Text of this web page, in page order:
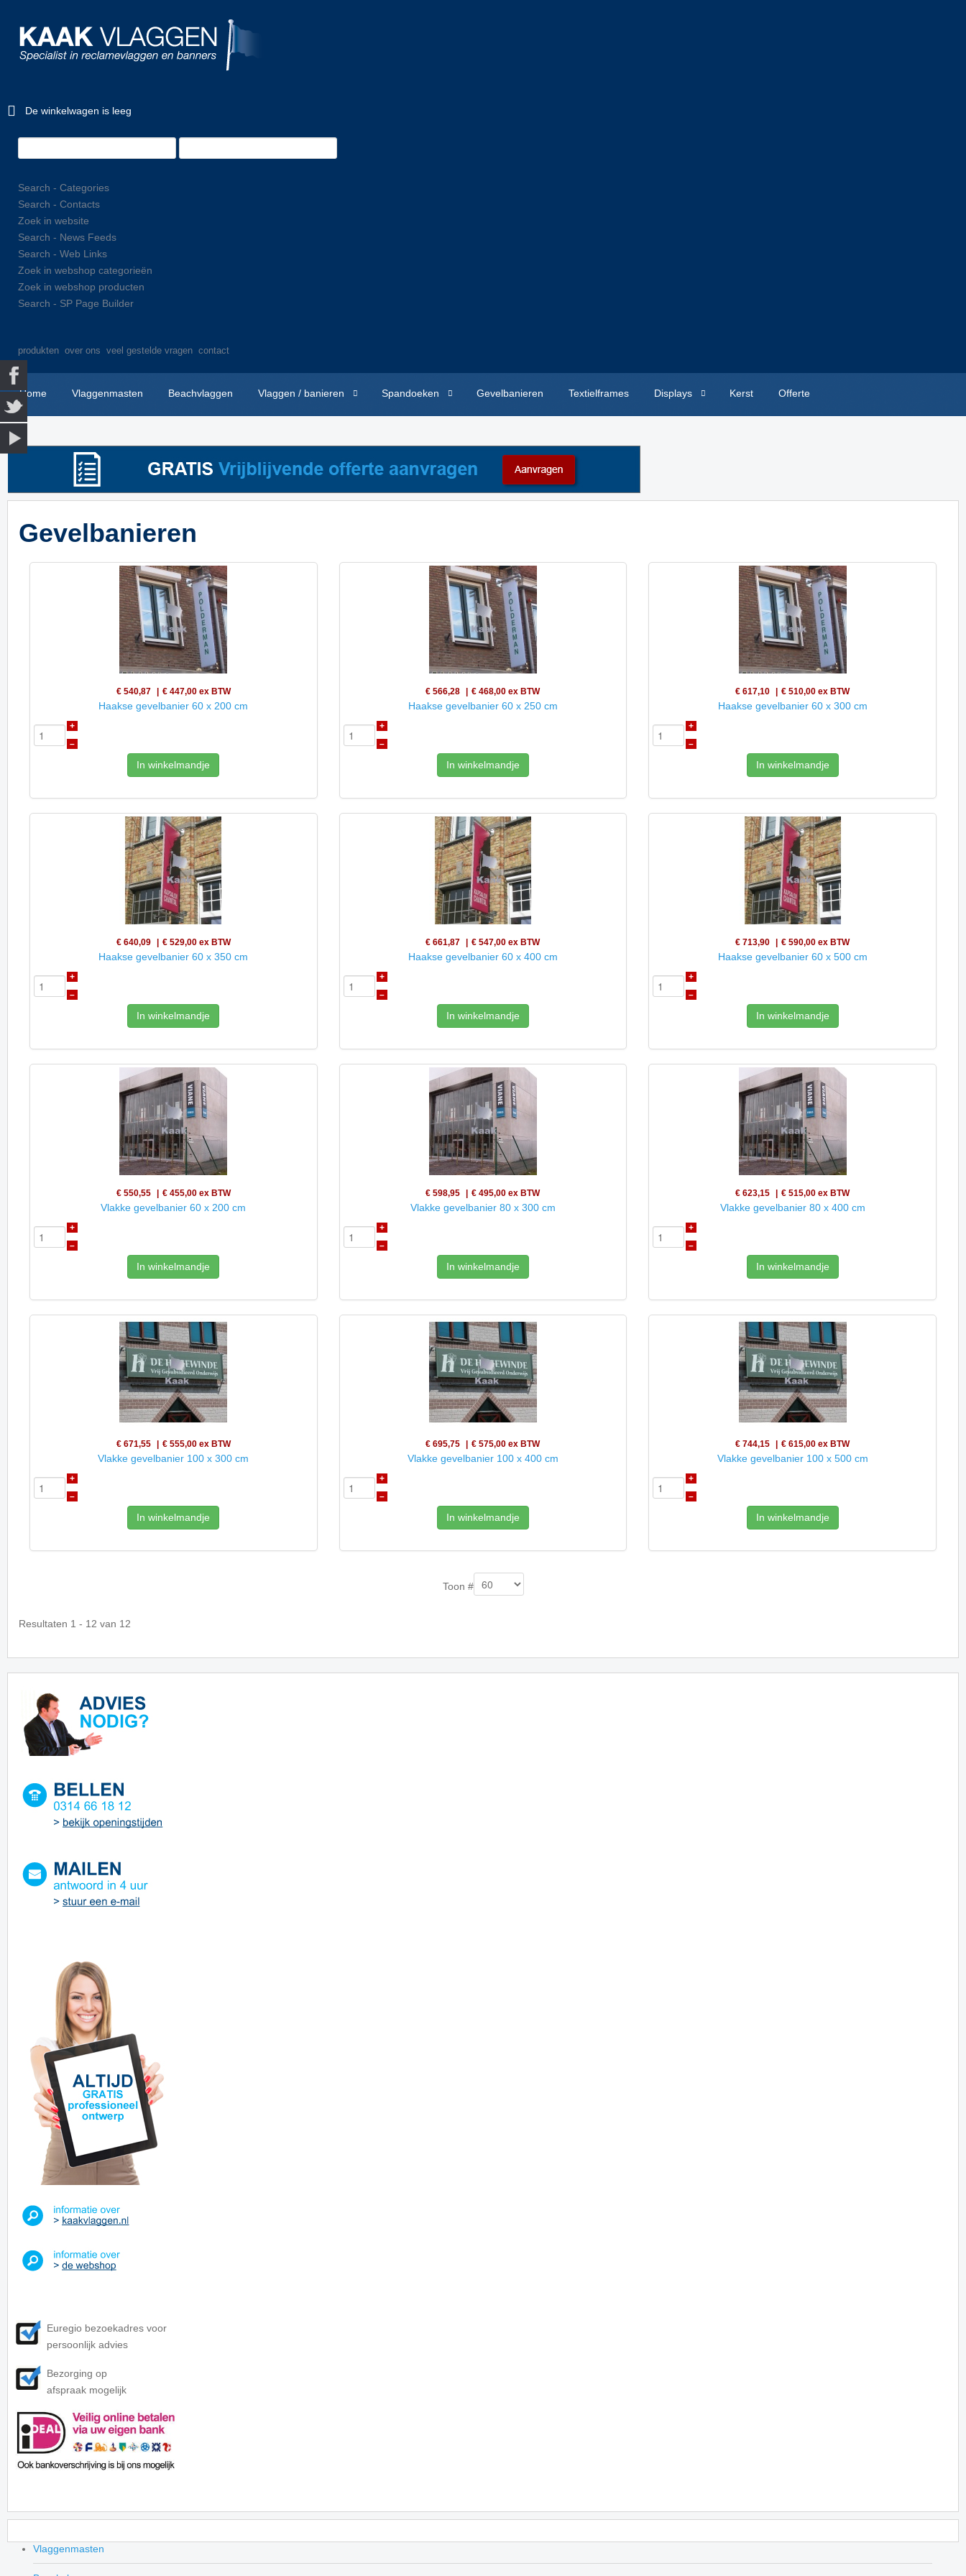
De winkelwagen is leeg
Search - Categories
Search - Contacts
Zoek in website
Search - News Feeds
Search - Web Links
Zoek in webshop categorieën
Zoek in webshop producten
Search - SP Page Builder
produkten over ons veel gestelde vragen contact
Home Vlaggenmasten Beachvlaggen Vlaggen / banieren Spandoeken Gevelbanieren Textielframes Displays Kerst Offerte
Gevelbanieren
€ 540,87 € 447,00 ex BTW
Haakse gevelbanier 60 x 200 cm
+
–
In winkelmandje
€ 566,28 € 468,00ex BTW
Haakse gevelbanier 60 x 250 cm
+
–
In winkelmandje
€ 617,10 € 510,00ex BTW
Haakse gevelbanier 60 x 300 cm
+
–
In winkelmandje
€ 640,09 € 529,00 ex BTW
Haakse gevelbanier 60 x 350 cm
+
–
In winkelmandje
€ 661,87 € 547,00ex BTW
Haakse gevelbanier 60 x 400 cm
+
–
In winkelmandje
€ 713,90 € 590,00ex BTW
Haakse gevelbanier 60 x 500 cm
+
–
In winkelmandje
€ 550,55 € 455,00 ex BTW
Vlakke gevelbanier 60 x 200 cm
+
–
In winkelmandje
€ 598,95 € 495,00ex BTW
Vlakke gevelbanier 80 x 300 cm
+
–
In winkelmandje
€ 623,15 € 515,00ex BTW
Vlakke gevelbanier 80 x 400 cm
+
–
In winkelmandje
€ 671,55 € 555,00 ex BTW
Vlakke gevelbanier 100 x 300 cm
+
–
In winkelmandje
€ 695,75 € 575,00ex BTW
Vlakke gevelbanier 100 x 400 cm
+
–
In winkelmandje
€ 744,15 € 615,00ex BTW
Vlakke gevelbanier 100 x 500 cm
+
–
In winkelmandje
Toon #
Resultaten 1 - 12 van 12
Euregio bezoekadres voor
persoonlijk advies
Bezorging op
afspraak mogelijk
Vlaggenmasten